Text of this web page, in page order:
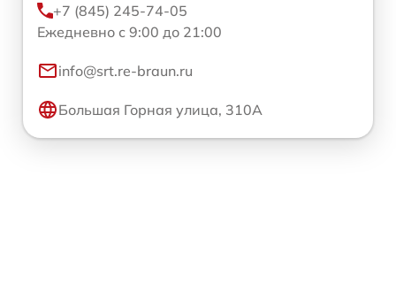
+7 (845) 245-74-05
Ежедневно с 9:00 до 21:00
info@srt.re-braun.ru
Большая Горная улица, 310А